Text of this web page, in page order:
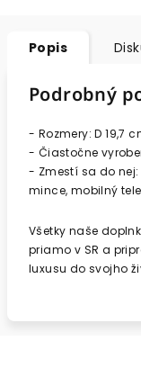
Popis
Podrobný
- Rozmery: D 19,7
- Čiastočne
- Zmestí sa do nej:
mince, mobilný
Všetky naše
priamo v SR a
luxusu do svojho